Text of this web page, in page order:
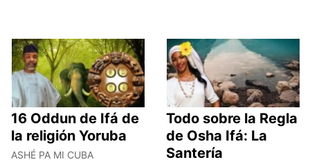
16 Oddun de Ifá de
la religión Yoruba
ASHÉ PA MI CUBA
Todo sobre la Regla
de Osha Ifá: La
Santería